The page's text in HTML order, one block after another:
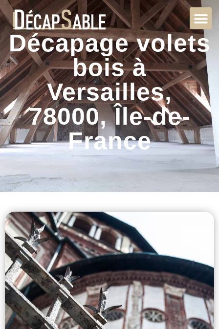
Décapage volets
bois à
Versailles,
78000, Île-de-
France